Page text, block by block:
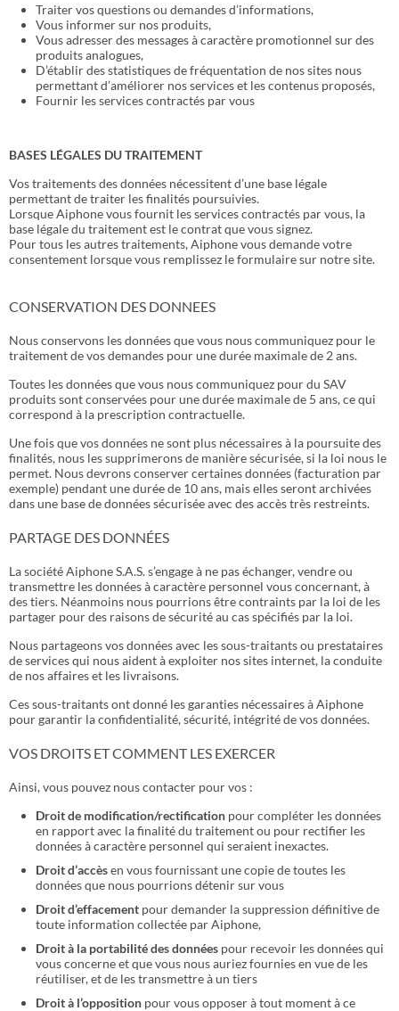
Traiter vos questions ou demandes d’informations,
Vous informer sur nos produits,
Vous adresser des messages à caractère promotionnel sur des
produits analogues,
D’établir des statistiques de fréquentation de nos sites nous
permettant d’améliorer nos services et les contenus proposés,
Fournir les services contractés par vous
BASES LÉGALES DU TRAITEMENT​
Vos traitements des données nécessitent d’une base légale
permettant de traiter les finalités poursuivies.
Lorsque Aiphone vous fournit les services contractés par vous, la
base légale du traitement est le contrat que vous signez.
Pour tous les autres traitements, Aiphone vous demande votre
consentement lorsque vous remplissez le formulaire sur notre site.
CONSERVATION DES DONNEES
Nous conservons les données que vous nous communiquez pour le
traitement de vos demandes pour une durée maximale de 2 ans.
Toutes les données que vous nous communiquez pour du SAV
produits sont conservées pour une durée maximale de 5 ans, ce qui
correspond à la prescription contractuelle.
Une fois que vos données ne sont plus nécessaires à la poursuite des
finalités, nous les supprimerons de manière sécurisée, si la loi nous le
permet. Nous devrons conserver certaines données (facturation par
exemple) pendant une durée de 10 ans, mais elles seront archivées
dans une base de données sécurisée avec des accès très restreints.
PARTAGE DES DONNÉES
La société Aiphone S.A.S. s’engage à ne pas échanger, vendre ou
transmettre les données à caractère personnel vous concernant, à
des tiers. Néanmoins nous pourrions être contraints par la loi de les
partager pour des raisons de sécurité au cas spécifiés par la loi.
Nous partageons vos données avec les sous-traitants ou prestataires
de services qui nous aident à exploiter nos sites internet, la conduite
de nos affaires et les livraisons.
Ces sous-traitants ont donné les garanties nécessaires à Aiphone
pour garantir la confidentialité, sécurité, intégrité de vos données.
VOS DROITS ET COMMENT LES EXERCER
Ainsi, vous pouvez nous contacter pour vos :
Droit de modification/rectification pour compléter les données
en rapport avec la finalité du traitement ou pour rectifier les
données à caractère personnel qui seraient inexactes.
Droit d’accèsen vous fournissant une copie de toutes les
données que nous pourrions détenir sur vous
Droit d’effacement pour demander la suppression définitive de
toute information collectée par Aiphone,
Droit à la portabilité des données pour recevoir les données qui
vous concerne et que vous nous auriez fournies en vue de les
réutiliser, et de les transmettre à un tiers
Droit à l’opposition pour vous opposer à tout moment à ce